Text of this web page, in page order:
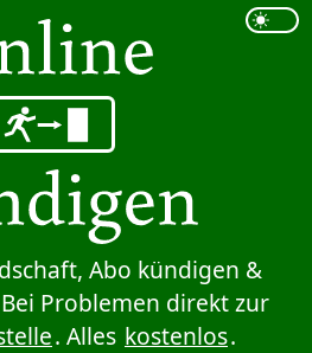
Abo kündigen &
Problemen direkt zur
. Alles kostenlos.